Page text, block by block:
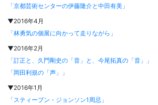
「京都芸術センターの伊藤隆介と中田有美」
▼2016年4月
「林勇気の個展に向かって走りながら」
▼2016年2月
「訂正と、久門剛史の「音」と、今尾拓真の「音」」
「岡田利規の「声」」
▼2016年1月
「スティーブン・ジョンソン1周忌」